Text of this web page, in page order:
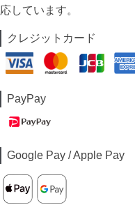
応しています。
クレジットカード
PayPay
Google Pay / Apple Pay